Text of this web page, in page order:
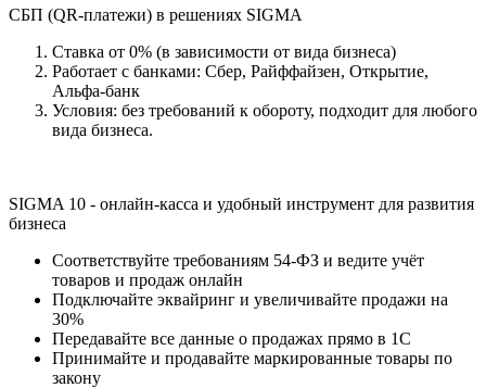
СБП (QR-платежи) в решениях SIGMA
Ставка от 0% (в зависимости от вида бизнеса)
Работает с банками: Сбер, Райффайзен, Открытие,
Альфа-банк
Условия: без требований к обороту, подходит для любого
вида бизнеса.
SIGMA 10 - онлайн-касса и удобный инструмент для развития
бизнеса
Соответствуйте требованиям 54-ФЗ и ведите учёт
товаров и продаж онлайн
Подключайте эквайринг и увеличивайте продажи на
30%
Передавайте все данные о продажах прямо в 1С
Принимайте и продавайте маркированные товары по
закону